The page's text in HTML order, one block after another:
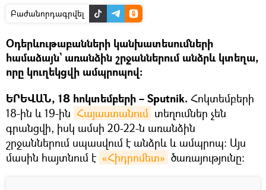
Բաժանորդագրվել
Օդերևութաբանների կանխատեսումների
համաձայն` առանձին շրջաններում անձրև կտեղա,
որը կուղեկցվի ամպրոպով։
ԵՐԵՎԱՆ, 18 հոկտեմբերի – Sputnik. Հոկտեմբերի
18-ին և 19-ին Հայաստանում տեղումներ չեն
գրանցվի, իսկ ամսի 20-22-ն առանձին
շրջաններում սպասվում է անձրև և ամպրոպ: Այս
մասին հայտնում է «Հիդրոմետ» ծառայությունը։